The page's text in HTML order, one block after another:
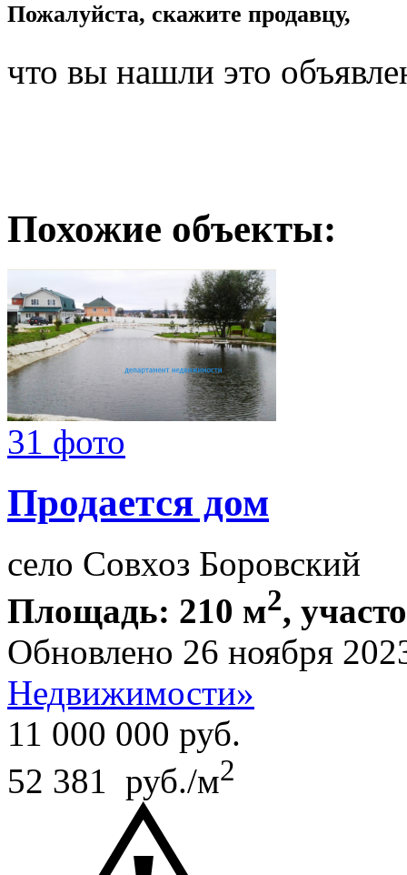
Пожалуйста, скажите продавцу,
что вы нашли это
Похожие объекты:
31 фото
Продается дом
село Совхоз Боровский
Площадь: 210 м2,
Обновлено 26 ноября
Недвижимости»
11 000 000 руб.
52 381 руб./м2